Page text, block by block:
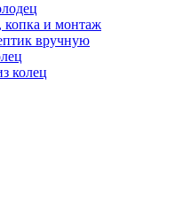
копка и монтаж
вручную
колец